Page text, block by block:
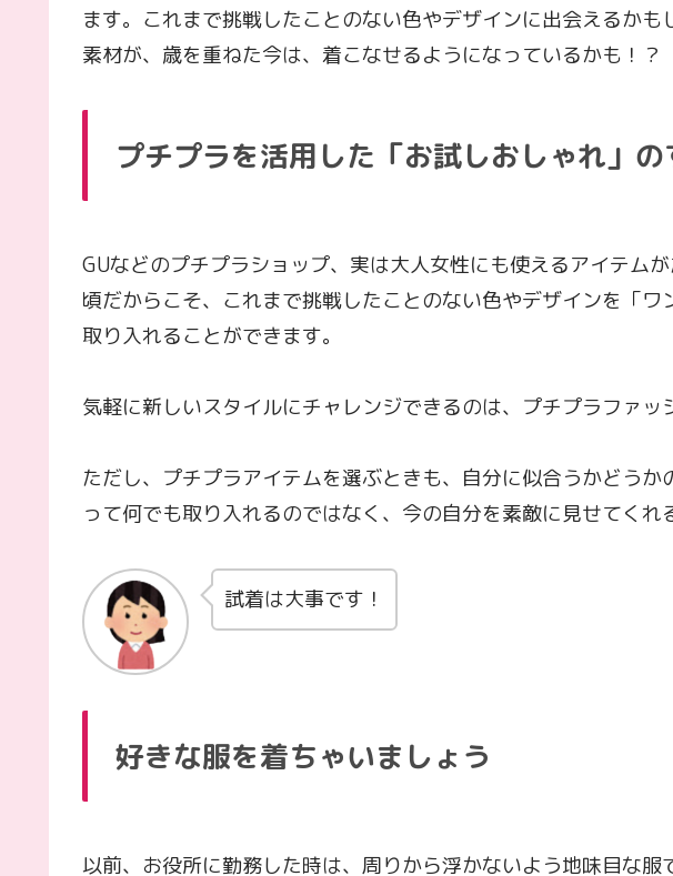
ます。これまで挑戦したことのない色やデザインに出会えるか
素材が、歳を重ねた今は、着こなせるようになっているかも！？
プチプラを活用した「お試しおしゃれ」の
GUなどのプチプラショップ、実は大人女性にも使えるアイテム
頃だからこそ、これまで挑戦したことのない色やデザインを「
取り入れることができます。
気軽に新しいスタイルにチャレンジできるのは、プチプラファッ
ただし、プチプラアイテムを選ぶときも、自分に似合うかどう
って何でも取り入れるのではなく、今の自分を素敵に見せてくれ
試着は大事です！
好きな服を着ちゃいましょう
以前、お役所に勤務した時は、周りから浮かないよう地味目な服